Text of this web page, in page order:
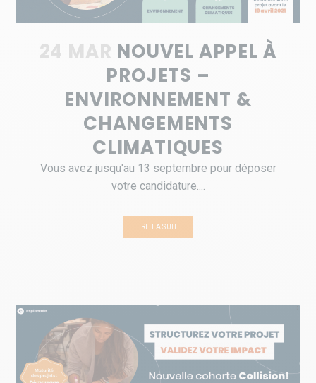
24 MAR NOUVEL APPEL À
PROJETS –
ENVIRONNEMENT &
CHANGEMENTS
CLIMATIQUES
Vous avez jusqu'au 13 septembre pour déposer
votre candidature....
LIRE LA SUITE